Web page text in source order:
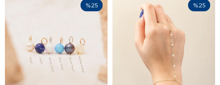
%25 %25